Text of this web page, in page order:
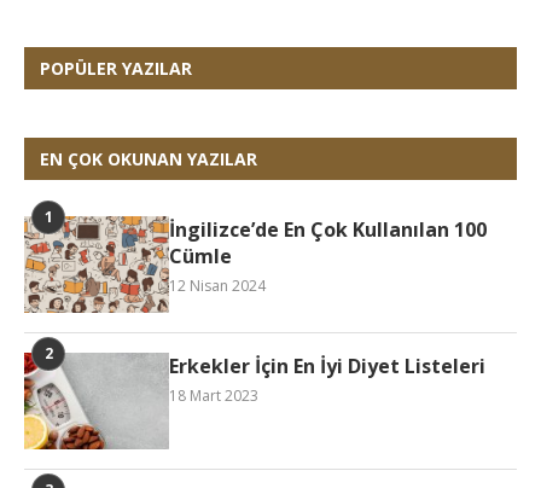
POPÜLER YAZILAR
EN ÇOK OKUNAN YAZILAR
İngilizce’de En Çok Kullanılan 100
Cümle
12 Nisan 2024
Erkekler İçin En İyi Diyet Listeleri
18 Mart 2023